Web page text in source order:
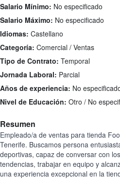
Salario Mínimo: No especificado
Salario Máximo: No especificado
Idiomas: Castellano
Categoría: Comercial / Ventas
Tipo de Contrato: Temporal
Jornada Laboral: Parcial
Años de experiencia: No
Nivel de Educación: Otro / No
Resumen
Empleado/a de ventas para tienda
Tenerife. Buscamos persona
deportivas, capaz de conversar con
tendencias, trabajar en equipo y
una experiencia excepcional en la